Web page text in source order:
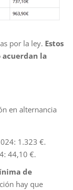
por la ley. Estos
acuerdan la
en alternancia
1.323 €.
44,10 €.
de
hay que